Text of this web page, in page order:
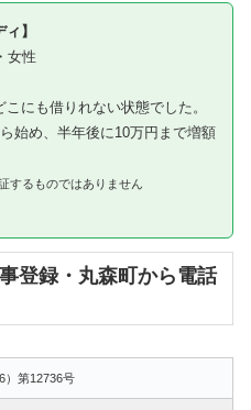
】
女性
にも借りれない状態でした。
始め、半年後に10万円まで増額
するものではありません
登録・丸森町から電話
）第12736号